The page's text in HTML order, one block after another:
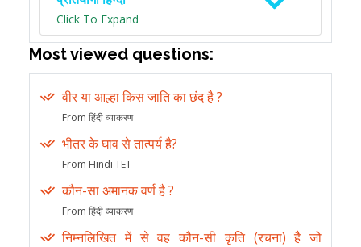
Click To Expand
Most viewed questions:
वीर या आल्हा किस जाति का छंद है ?
From हिंदी व्याकरण
भीतर के घाव से तात्पर्य है?
From Hindi TET
कौन-सा अमानक वर्ण है ?
From हिंदी व्याकरण
निम्नलिखित में से वह कौन-सी कृति (रचना) है जो